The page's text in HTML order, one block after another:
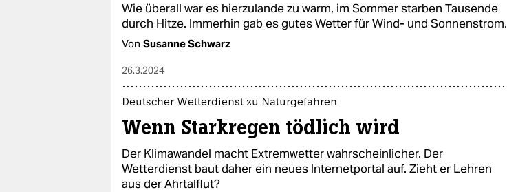
Wie überall war es hierzulande zu warm, im Sommer starben Tausende
durch Hitze. Immerhin gab es gutes Wetter für Wind- und Sonnenstrom.
Von Susanne Schwarz
26.3.2024
Deutscher Wetterdienst zu Naturgefahren
Wenn Starkregen tödlich wird
Der Klimawandel macht Extremwetter wahrscheinlicher. Der
Wetterdienst baut daher ein neues Internetportal auf. Zieht er Lehren
aus der Ahrtalflut?